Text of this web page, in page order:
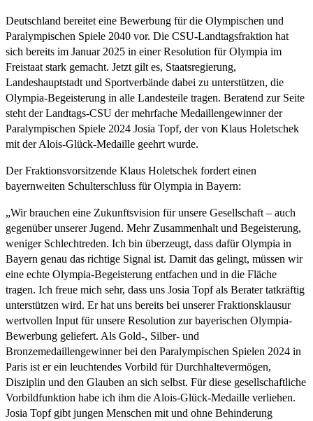
Deutschland bereitet eine Bewerbung für die Olympischen und
Paralympischen Spiele 2040 vor. Die CSU-Landtagsfraktion hat
sich bereits im Januar 2025 in einer Resolution für Olympia im
Freistaat stark gemacht. Jetzt gilt es, Staatsregierung,
Landeshauptstadt und Sportverbände dabei zu unterstützen, die
Olympia-Begeisterung in alle Landesteile tragen. Beratend zur Seite
steht der Landtags-CSU der mehrfache Medaillengewinner der
Paralympischen Spiele 2024 Josia Topf, der von Klaus Holetschek
mit der Alois-Glück-Medaille geehrt wurde.
Der Fraktionsvorsitzende Klaus Holetschek fordert einen
bayernweiten Schulterschluss für Olympia in Bayern:
„Wir brauchen eine Zukunftsvision für unsere Gesellschaft – auch
gegenüber unserer Jugend. Mehr Zusammenhalt und Begeisterung,
weniger Schlechtreden. Ich bin überzeugt, dass dafür Olympia in
Bayern genau das richtige Signal ist. Damit das gelingt, müssen wir
eine echte Olympia-Begeisterung entfachen und in die Fläche
tragen. Ich freue mich sehr, dass uns Josia Topf als Berater tatkräftig
unterstützen wird. Er hat uns bereits bei unserer Fraktionsklausur
wertvollen Input für unsere Resolution zur bayerischen Olympia-
Bewerbung geliefert. Als Gold-, Silber- und
Bronzemedaillengewinner bei den Paralympischen Spielen 2024 in
Paris ist er ein leuchtendes Vorbild für Durchhaltevermögen,
Disziplin und den Glauben an sich selbst. Für diese gesellschaftliche
Vorbildfunktion habe ich ihm die Alois-Glück-Medaille verliehen.
Josia Topf gibt jungen Menschen mit und ohne Behinderung